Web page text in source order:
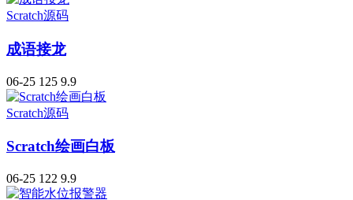
Scratch源码
成语接龙
06-25 125 9.9
Scratch源码
Scratch绘画白板
06-25 122 9.9